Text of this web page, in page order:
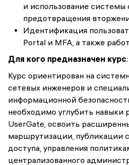
и использование системы
предотвращения
Идентификация
Portal и MFA, а также
Для кого предназначен курс:
Курс ориентирован на
сетевых инженеров и
информационной
необходимо углубить
UserGate, освоить
маршрутизации, публикации
доступа, управления
централизованного